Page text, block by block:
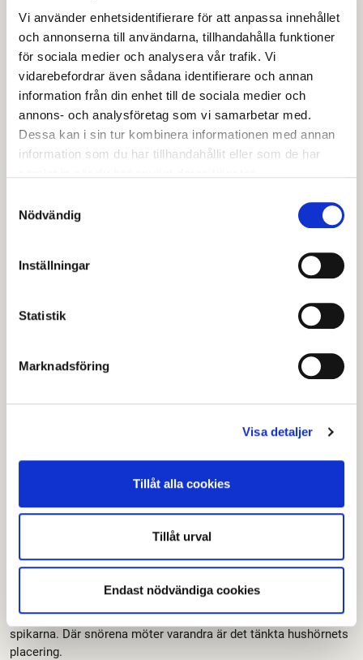
Vi använder enhetsidentifierare för att anpassa innehållet
och annonserna till användarna, tillhandahålla funktioner
för sociala medier och analysera vår trafik. Vi
vidarebefordrar även sådana identifierare och annan
information från din enhet till de sociala medier och
annons- och analysföretag som vi samarbetar med.
Dessa kan i sin tur kombinera informationen med annan
information som du har tillhandahållit eller som de har
Nödvändig
Inställningar
Statistik
Marknadsföring
Visa detaljer
Tillåt alla cookies
Tillåt urval
Endast nödvändiga cookies
Vid en grovutsättning markeras byggnadens hushörn med
stakläkt enligt beviljat bygglov
Finutsättning
Finutsättning utförs efter markarbete men innan
finutsättning ska du (eller annan byggherre) sätta
upp profilerna (ställningar) en bit från den blivande
stabilt material och vara väl förankrade till marken för
När spikarna slagits ner i profilerna kan snören bindas mellan
spikarna. Där snörena möter varandra är det tänkta hushörnets
placering.